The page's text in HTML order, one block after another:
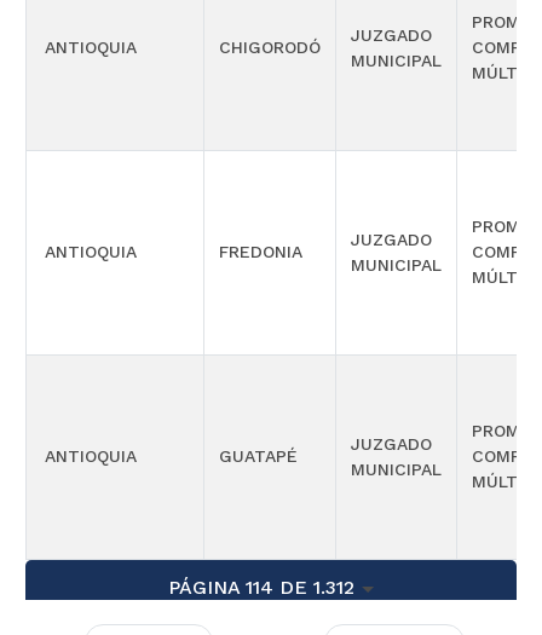
ANTIOQUIA CHIGORODÓ
JUZGADO
MUNICIPAL
ANTIOQUIA FREDONIA
JUZGADO
MUNICIPAL
ANTIOQUIA GUATAPÉ
JUZGADO
MUNICIPAL
PÁGINA 114 DE 1.312